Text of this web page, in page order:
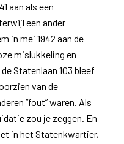
aan als een
een ander
in mei 1942 aan de
mislukkeling en
Statenlaan 103 bleef
van de
“fout” waren. Als
zou je zeggen. En
in het Statenkwartier,